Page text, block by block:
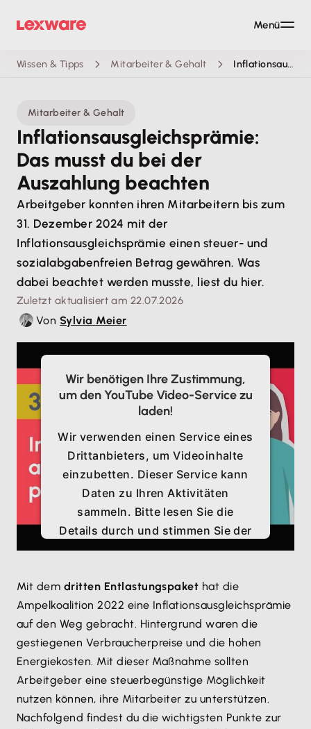
Wissen & Tipps Mitarbeiter & Gehalt Inflationsausgleichsprämie: Das musst du beachten
Mitarbeiter & Gehalt
Inflationsausgleichsprämie:
Das musst du bei der
Auszahlung beachten
Arbeitgeber konnten ihren Mitarbeitern bis zum
31. Dezember 2024 mit der
Inflationsausgleichsprämie einen steuer- und
sozialabgabenfreien Betrag gewähren. Was
dabei beachtet werden musste, liest du hier.
Zuletzt aktualisiert am 22.07.2026
Von Sylvia Meier
Wir benötigen Ihre Zustimmung,
um den YouTube Video-Service zu
laden!
Wir verwenden einen Service eines
Drittanbieters, um Videoinhalte
einzubetten. Dieser Service kann
Daten zu Ihren Aktivitäten
sammeln. Bitte lesen Sie die
Details durch und stimmen Sie der
Nutzung des Service zu, um
Mehr Informationen
Akzeptieren
Mit dem dritten Entlastungspaket hat die
Ampelkoalition 2022 eine Inflationsausgleichsprämie
auf den Weg gebracht. Hintergrund waren die
gestiegenen Verbraucherpreise und die hohen
Energiekosten. Mit dieser Maßnahme sollten
Arbeitgeber eine steuerbegünstige Möglichkeit
nutzen können, ihre Mitarbeiter zu unterstützen.
Nachfolgend findest du die wichtigsten Punkte zur
Menü